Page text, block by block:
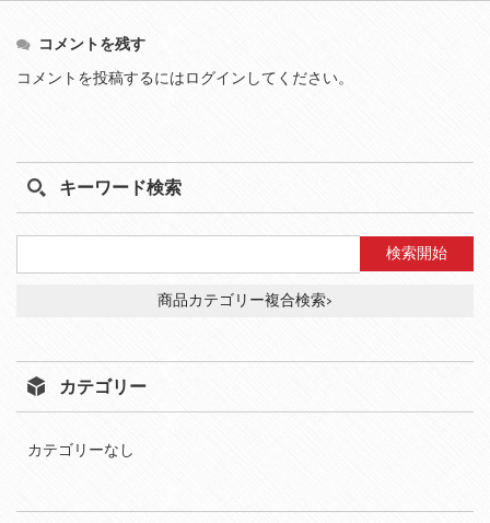
コメントを残す
コメントを投稿するにはログイン してください。
キーワード検索
商品カテゴリー複合検索>
カテゴリー
カテゴリーなし